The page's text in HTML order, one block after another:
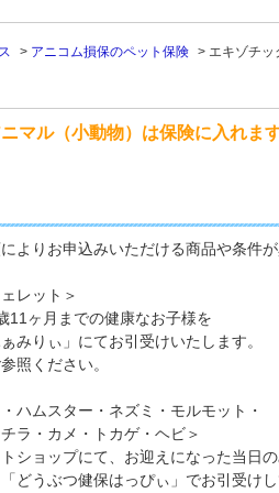
> アニコム損保のペット保険 > エキゾチッ
マル（小動物）は保険に入れま
よりお申込みいただける商品や条件が
レット＞
11ヶ月までの健康なお子様を
みりぃ」にてお引受けいたします。
照ください。
ハムスター・ネズミ・モルモット・
ラ・カメ・トカゲ・ヘビ＞
ショップにて、お迎えになった当日
どうぶつ健保はっぴぃ」でお引受けし